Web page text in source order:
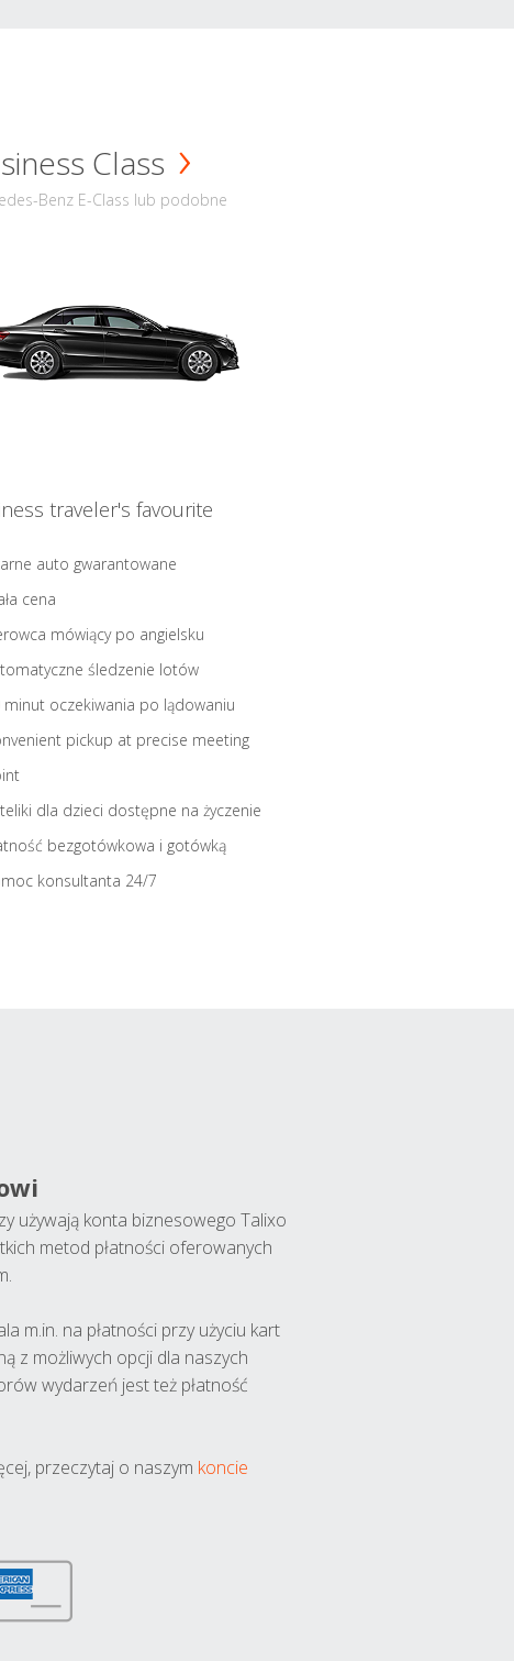
Class
Benz E-Class lub podobne
traveler's favourite
auto gwarantowane
cena
mówiący po angielsku
śledzenie lotów
minut oczekiwania po lądowaniu
pickup at precise meeting
dla dzieci dostępne na życzenie
bezgotówkowa i gotówką
konsultanta 24/7
używają konta biznesowego Talixo
metod płatności oferowanych
m.in. na płatności przy użyciu kart
z możliwych opcji dla naszych
wydarzeń jest też płatność
przeczytaj o naszym koncie